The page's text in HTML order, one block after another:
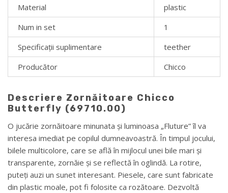
Material
plastiс
Num in set
1
Specificații suplimentare
teether
Producător
Chicco
Descriere Zornăitoare Chicco
Butterfly (69710.00)
O jucărie zornăitoare minunata și luminoasa „Fluture” îl va
interesa imediat pe copilul dumneavoastră. În timpul jocului,
bilele multicolore, care se află în mijlocul unei bile mari și
transparente, zornăie și se reflectă în oglindă. La rotire,
puteți auzi un sunet interesant. Piesele, care sunt fabricate
din plastic moale, pot fi folosite ca rozătoare. Dezvoltă